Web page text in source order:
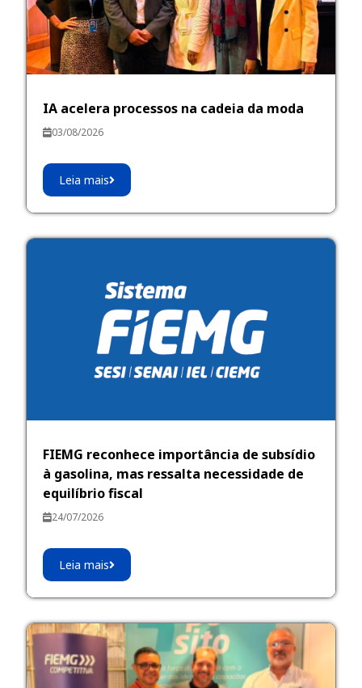
IA acelera processos na cadeia da moda
03/08/2026
Leia mais
FIEMG reconhece importância de subsídio
à gasolina, mas ressalta necessidade de
equilíbrio fiscal
24/07/2026
Leia mais